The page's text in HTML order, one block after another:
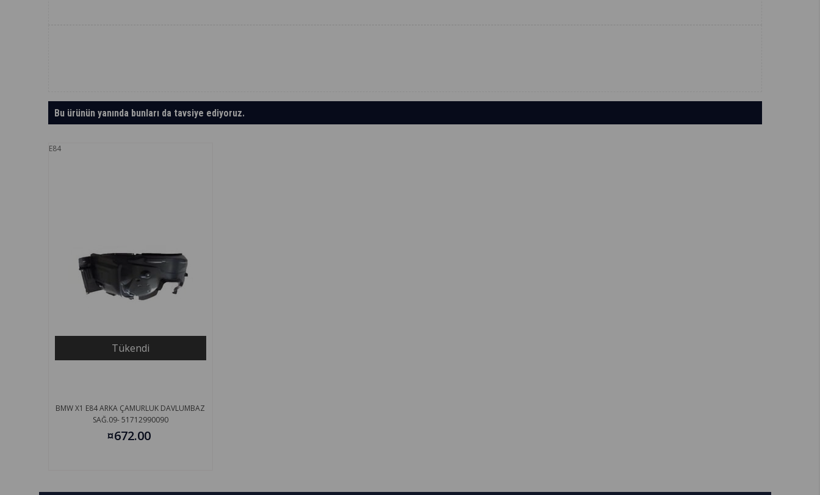
Bu ürünün yanında bunları da tavsiye ediyoruz.
E84
Tükendi
BMW X1 E84 ARKA ÇAMURLUK DAVLUMBAZ
SAĞ.09- 51712990090
¤672.00